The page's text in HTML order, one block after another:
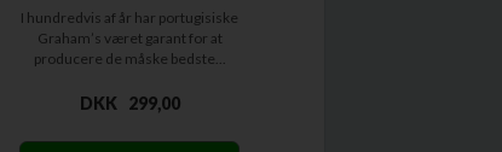
I hundredvis af år har portugisiske
Graham’s været garant for at
producere de måske bedste...
DKK 299,00